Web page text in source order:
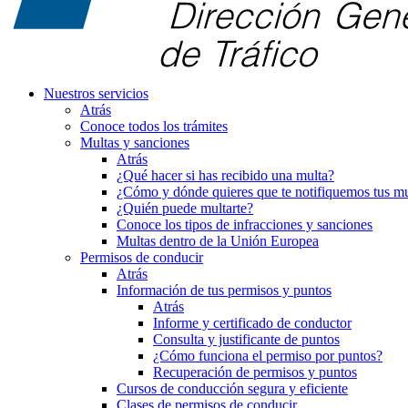
Nuestros servicios
Atrás
Conoce todos los trámites
Multas y sanciones
Atrás
¿Qué hacer si has recibido una multa?
¿Cómo y dónde quieres que te notifiquemos tus
¿Quién puede multarte?
Conoce los tipos de infracciones y sanciones
Multas dentro de la Unión Europea
Permisos de conducir
Atrás
Información de tus permisos y puntos
Atrás
Informe y certificado de conductor
Consulta y justificante de puntos
¿Cómo funciona el permiso por puntos?
Recuperación de permisos y puntos
Cursos de conducción segura y eficiente